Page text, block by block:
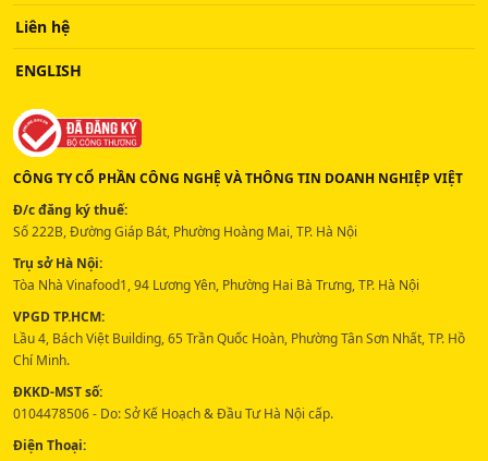
Liên hệ
ENGLISH
CÔNG TY CỔ PHẦN CÔNG NGHỆ VÀ THÔNG TIN DOANH NGHIỆP VIỆT
Đ/c đăng ký thuế:
Số 222B, Đường Giáp Bát, Phường Hoàng Mai, TP. Hà Nội
Trụ sở Hà Nội:
Tòa Nhà Vinafood1, 94 Lương Yên, Phường Hai Bà Trưng, TP. Hà Nội
VPGD TP.HCM:
Lầu 4, Bách Việt Building, 65 Trần Quốc Hoàn, Phường Tân Sơn Nhất, TP. Hồ
Chí Minh.
ĐKKD-MST số:
0104478506 - Do: Sở Kế Hoạch & Đầu Tư Hà Nội cấp.
Điện Thoại: